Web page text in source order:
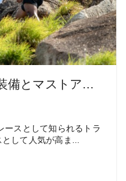
トレラン初心者の基本装備とマストアイテム
ースとして知られるトラ
して人気が高ま...